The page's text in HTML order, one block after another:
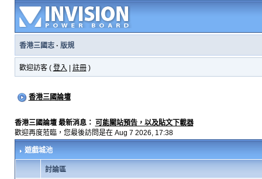
香港三國志· 版規
歡迎訪客 ( 登入 註冊)
香港三國論壇
香港三國論壇 最新消息： 可能關站預告，以及貼文下載器
歡迎再度蒞臨，您最後訪問是在 Aug 7 2026, 17:38
遊戲城池
討論區